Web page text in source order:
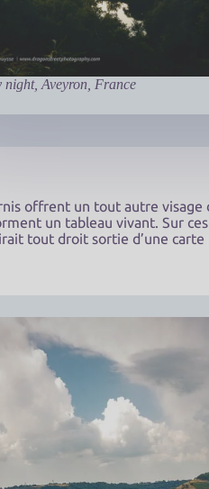
night, Aveyron, France
offrent un tout autre visage
un tableau vivant. Sur
tout droit sortie d’une carte